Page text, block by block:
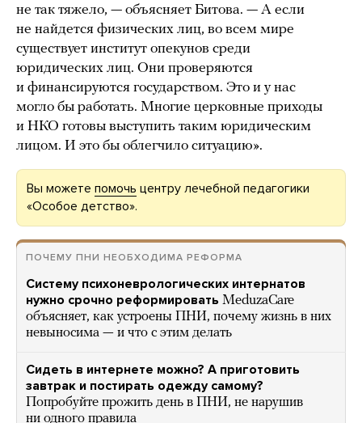
не так тяжело, — объясняет Битова. — А если
не найдется физических лиц, во всем мире
существует институт опекунов среди
юридических лиц. Они проверяются
и финансируются государством. Это и у нас
могло бы работать. Многие церковные приходы
и НКО готовы выступить таким юридическим
лицом. И это бы облегчило ситуацию».
Вы можете помочь центру лечебной педагогики
«Особое детство».
ПОЧЕМУ ПНИ НЕОБХОДИМА РЕФОРМА
Систему психоневрологических интернатов
нужно срочно реформировать MeduzaCare
объясняет, как устроены ПНИ, почему жизнь в них
невыносима — и что с этим делать
Сидеть в интернете можно? А приготовить
завтрак и постирать одежду самому?
Попробуйте прожить день в ПНИ, не нарушив
ни одного правила